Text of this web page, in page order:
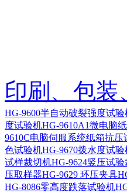
印刷、包装
HG-9600半自动破裂强度试验
度试验机HG-9610A1微电脑
9610C电脑伺服系统纸箱抗压
色试验机HG-9670拨水度试验
试样裁切机HG-9624竖压试验
压取样器HG-9629 环压夹具
HG-8086零高度跌落试验机